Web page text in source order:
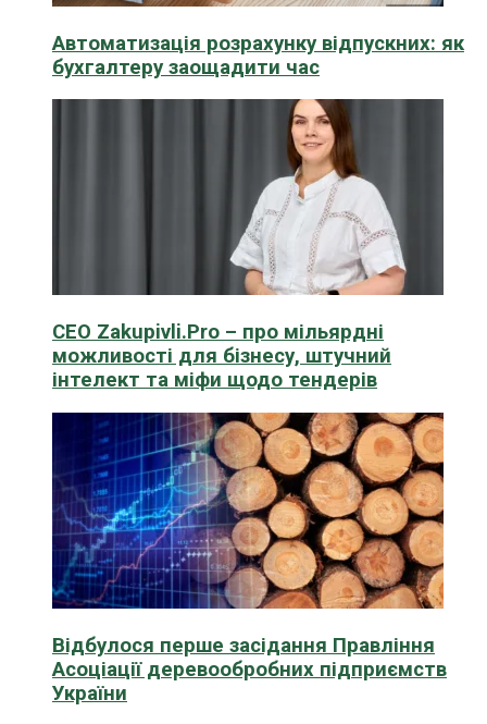
Автоматизація розрахунку відпускних: як
бухгалтеру заощадити час
CEO Zakupivli.Pro – про мільярдні
можливості для бізнесу, штучний
інтелект та міфи щодо тендерів
Відбулося перше засідання Правління
Асоціації деревообробних підприємств
України